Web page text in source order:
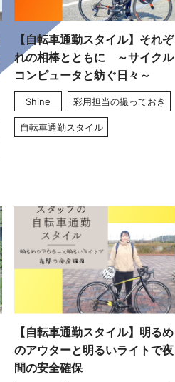
【自転車通勤スタイル】それぞ
れの相棒とともに ～サイクル
コンピュータと紡ぐ日々～
Shine 彩用担当の撮っておき
自転車通勤スタイル
【自転車通勤スタイル】明るめ
のアウターと明るいライトで夜
間の安全確保